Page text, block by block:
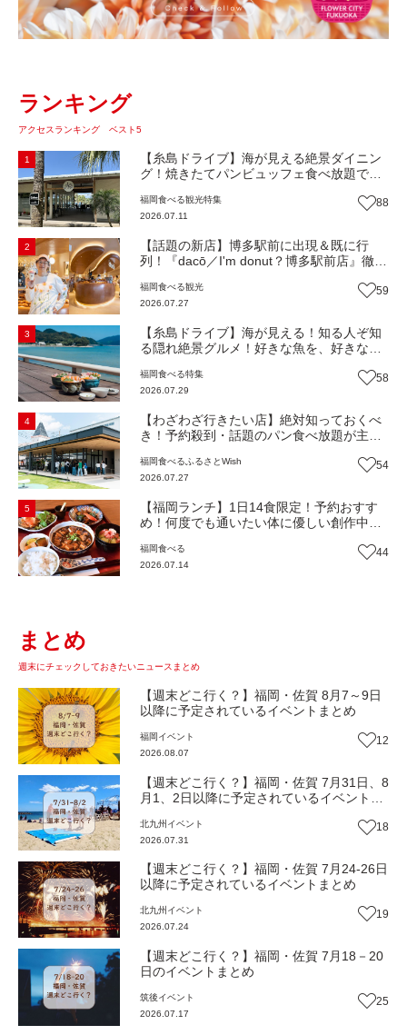
ランキング
アクセスランキング ベスト5
1
【糸島ドライブ】海が見える絶景ダイニン
グ！焼きたてパンビュッフェ食べ放題で大
Beach Cafe』（福岡・糸島市）【まち歩
き】
福岡食べる観光特集
2026.07.11
88
2
【話題の新店】博多駅前に出現＆既に行
列！『dacō／I'm donut？博多駅前店』徹底
しみ方＆イチオシメニューも紹介！（福岡
市博多区）【まち歩き】
福岡食べる観光
2026.07.27
59
3
【糸島ドライブ】海が見える！知る人ぞ知
る隠れ絶景グルメ！好きな魚を、好きなだ
堂』（福岡市西区）【まち歩き】
福岡食べる特集
2026.07.29
58
4
【わざわざ行きたい店】絶対知っておくべ
き！予約殺到・話題のパン食べ放題が主
『bound garden』（福岡・新宮町）【まち
歩き】
福岡食べる ふるさとWish
2026.07.27
54
5
【福岡ランチ】1日14食限定！予約おすす
め！何度でも通いたい体に優しい創作中華
【まち歩き】
福岡食べる
2026.07.14
44
まとめ
週末にチェックしておきたいニュースまとめ
【週末どこ行く？】福岡・佐賀 8月7～9日
以降に予定されているイベントまとめ
福岡 イベント
2026.08.07
12
【週末どこ行く？】福岡・佐賀 7月31日、8
月1、2日以降に予定されているイベントま
北九州 イベント
2026.07.31
18
【週末どこ行く？】福岡・佐賀 7月24-26日
以降に予定されているイベントまとめ
北九州 イベント
2026.07.24
19
【週末どこ行く？】福岡・佐賀 7月18－20
日のイベントまとめ
筑後イベント
2026.07.17
25